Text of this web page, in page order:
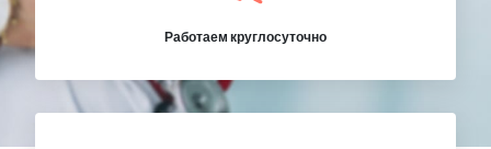
Работаем круглосуточно